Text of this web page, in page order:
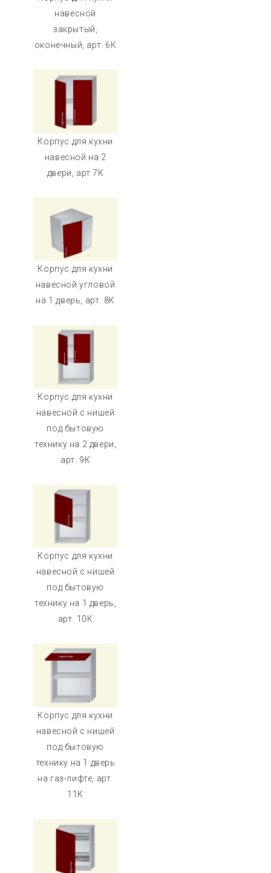
навесной
закрытый,
оконечный, арт. 6К
Корпус для кухни
навесной на 2
двери, арт 7К
Корпус для кухни
навесной угловой
на 1 дверь, арт. 8К
Корпус для кухни
навесной с нишей
под бытовую
технику на 2 двери,
арт. 9К
Корпус для кухни
навесной с нишей
под бытовую
технику на 1 дверь,
арт. 10К
Корпус для кухни
навесной с нишей
под бытовую
технику на 1 дверь
на газ-лифте, арт.
11К